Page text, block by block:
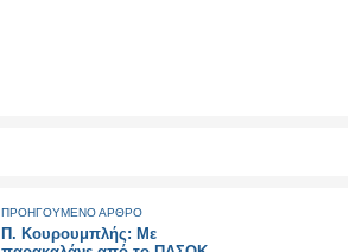
ΠΡΟΗΓΟΥΜΕΝΟ ΑΡΘΡΟ
Π. Κουρουμπλής: Με